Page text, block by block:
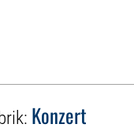
Konzert